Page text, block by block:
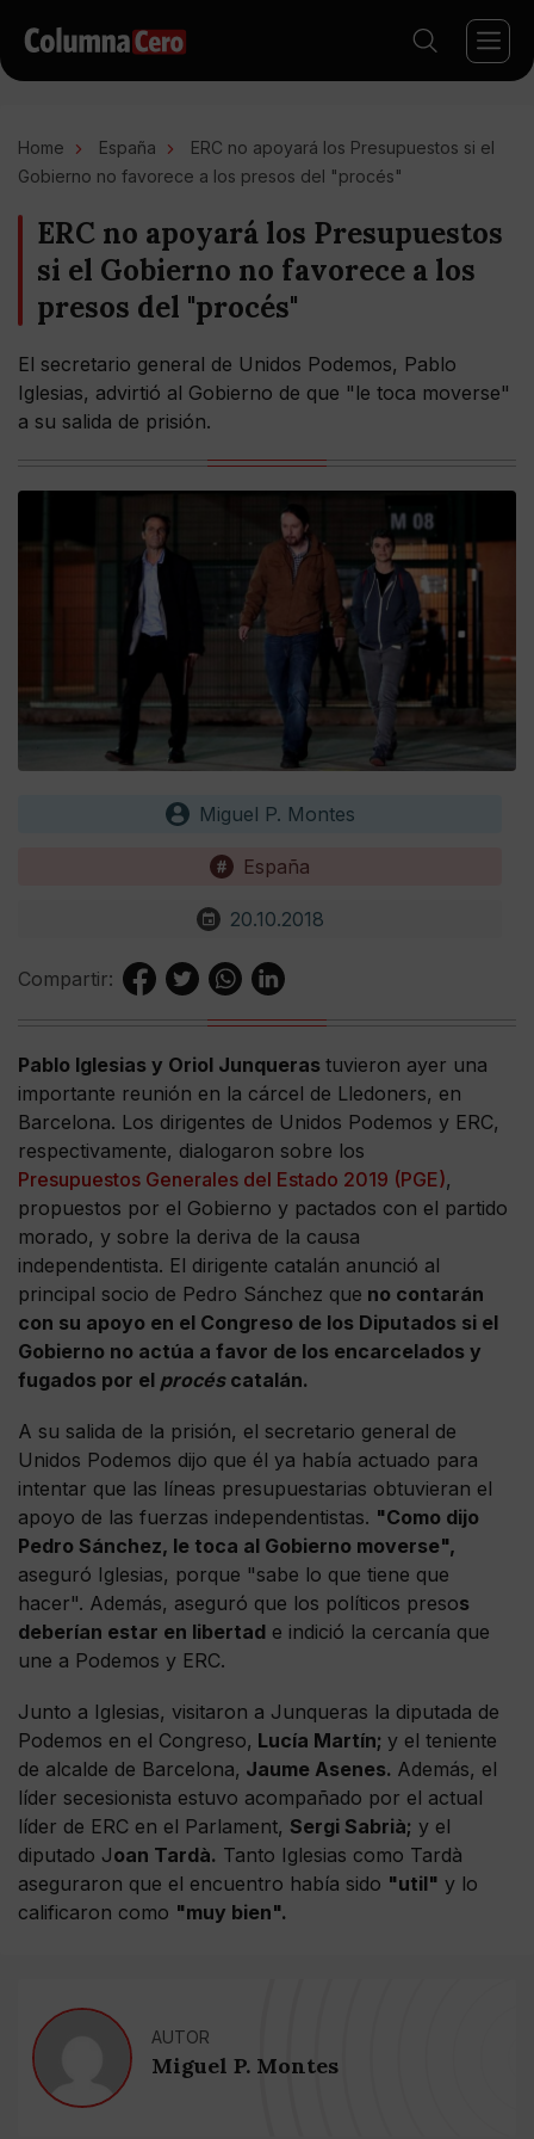
Home España
ERC no apoyará los Presupuestos si el
Gobierno no favorece a los presos del "procés"
ERC no apoyará los Presupuestos
si el Gobierno no favorece a los
presos del "procés"
El secretario general de Unidos Podemos, Pablo
Iglesias, advirtió al Gobierno de que "le toca moverse"
a su salida de prisión.
Miguel P. Montes
España
20.10.2018
Compartir:
Pablo Iglesias y Oriol Junqueras tuvieron ayer una
importante reunión en la cárcel de Lledoners, en
Barcelona. Los dirigentes de Unidos Podemos y ERC,
respectivamente, dialogaron sobre los
Presupuestos Generales del Estado 2019 (PGE),
propuestos por el Gobierno y pactados con el partido
morado, y sobre la deriva de la causa
independentista. El dirigente catalán anunció al
principal socio de Pedro Sánchez que no contarán
con su apoyo en el Congreso de los Diputados si el
Gobierno no actúa a favor de los encarcelados y
fugados por el procéscatalán.
A su salida de la prisión, el secretario general de
Unidos Podemos dijo que él ya había actuado para
intentar que las líneas presupuestarias obtuvieran el
apoyo de las fuerzas independentistas. "Como dijo
Pedro Sánchez, le toca al Gobierno moverse",
aseguró Iglesias, porque "sabe lo que tiene que
hacer". Además, aseguró que los políticos presos
deberían estar en libertad e indició la cercanía que
une a Podemos y ERC.
Junto a Iglesias, visitaron a Junqueras la diputada de
Podemos en el Congreso, Lucía Martín; y el teniente
de alcalde de Barcelona, Jaume Asenes. Además, el
líder secesionista estuvo acompañado por el actual
líder de ERC en el Parlament, Sergi Sabrià; y el
diputado Joan Tardà. Tanto Iglesias como Tardà
aseguraron que el encuentro había sido "util" y lo
calificaron como "muy bien".
AUTOR
Miguel P. Montes